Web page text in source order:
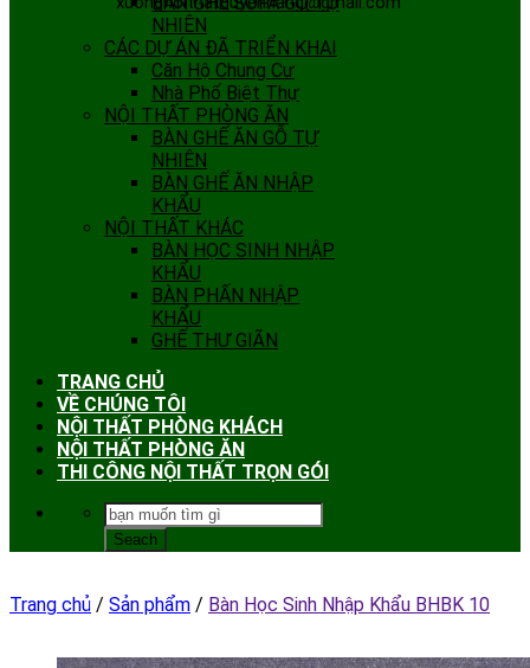
NHIÊN
CÁC DỰ ÁN ĐÃ TRIỂN KHAI
Căn Hộ Chung Cư
Nhà Phố Biệt Thự
NỘI THẤT PHÒNG ĂN
BÀN GHẾ ĂN GỖ TỰ
NHIÊN
BÀN GHẾ ĂN NHẬP
KHẨU
NỘI THẤT KHÁC
BÀN HỌC SINH NHẬP
KHẨU
BÀN PHẤN NHẬP
KHẨU
GHẾ THƯ GIÃN
TRANG CHỦ
VỀ CHÚNG TÔI
NỘI THẤT PHÒNG KHÁCH
NỘI THẤT PHÒNG ĂN
THI CÔNG NỘI THẤT TRỌN GÓI
Trang chủ / Sản phẩm / Bàn Học Sinh Nhập Khẩu BHBK 10